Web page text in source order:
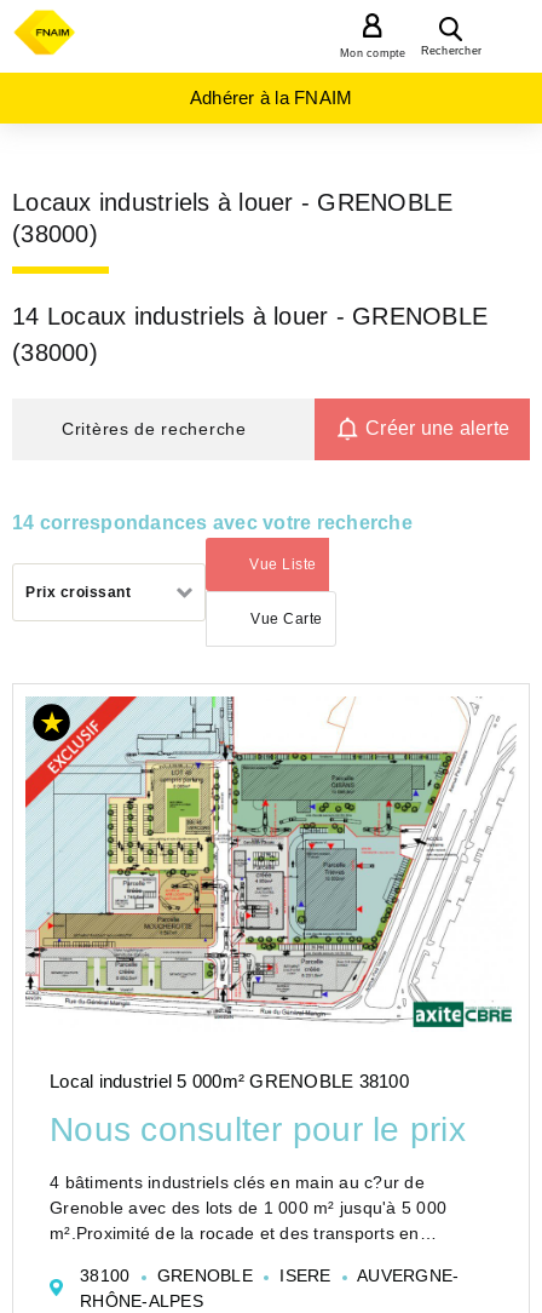
Rechercher
Mon compte
Adhérer à la FNAIM
Locaux industriels à louer - GRENOBLE
(38000)
14 Locaux industriels à louer - GRENOBLE
(38000)
Critères de recherche Créer une alerte
14 correspondances avec votre recherche
Prix croissant
Vue Liste
(activé)
Vue Carte
AUVERGNE-
RHÔNE-
ALPES
ISERE
(38)
GRENOBLE
(38000)
Local industriel 5 000m² GRENOBLE 38100
Nous consulter pour le prix
4 bâtiments industriels clés en main au c?ur de
Grenoble avec des lots de 1 000 m² jusqu'à 5 000
m².Proximité de la rocade et des transports en
38100
GRENOBLE ISERE
AUVERGNE-
RHÔNE-ALPES